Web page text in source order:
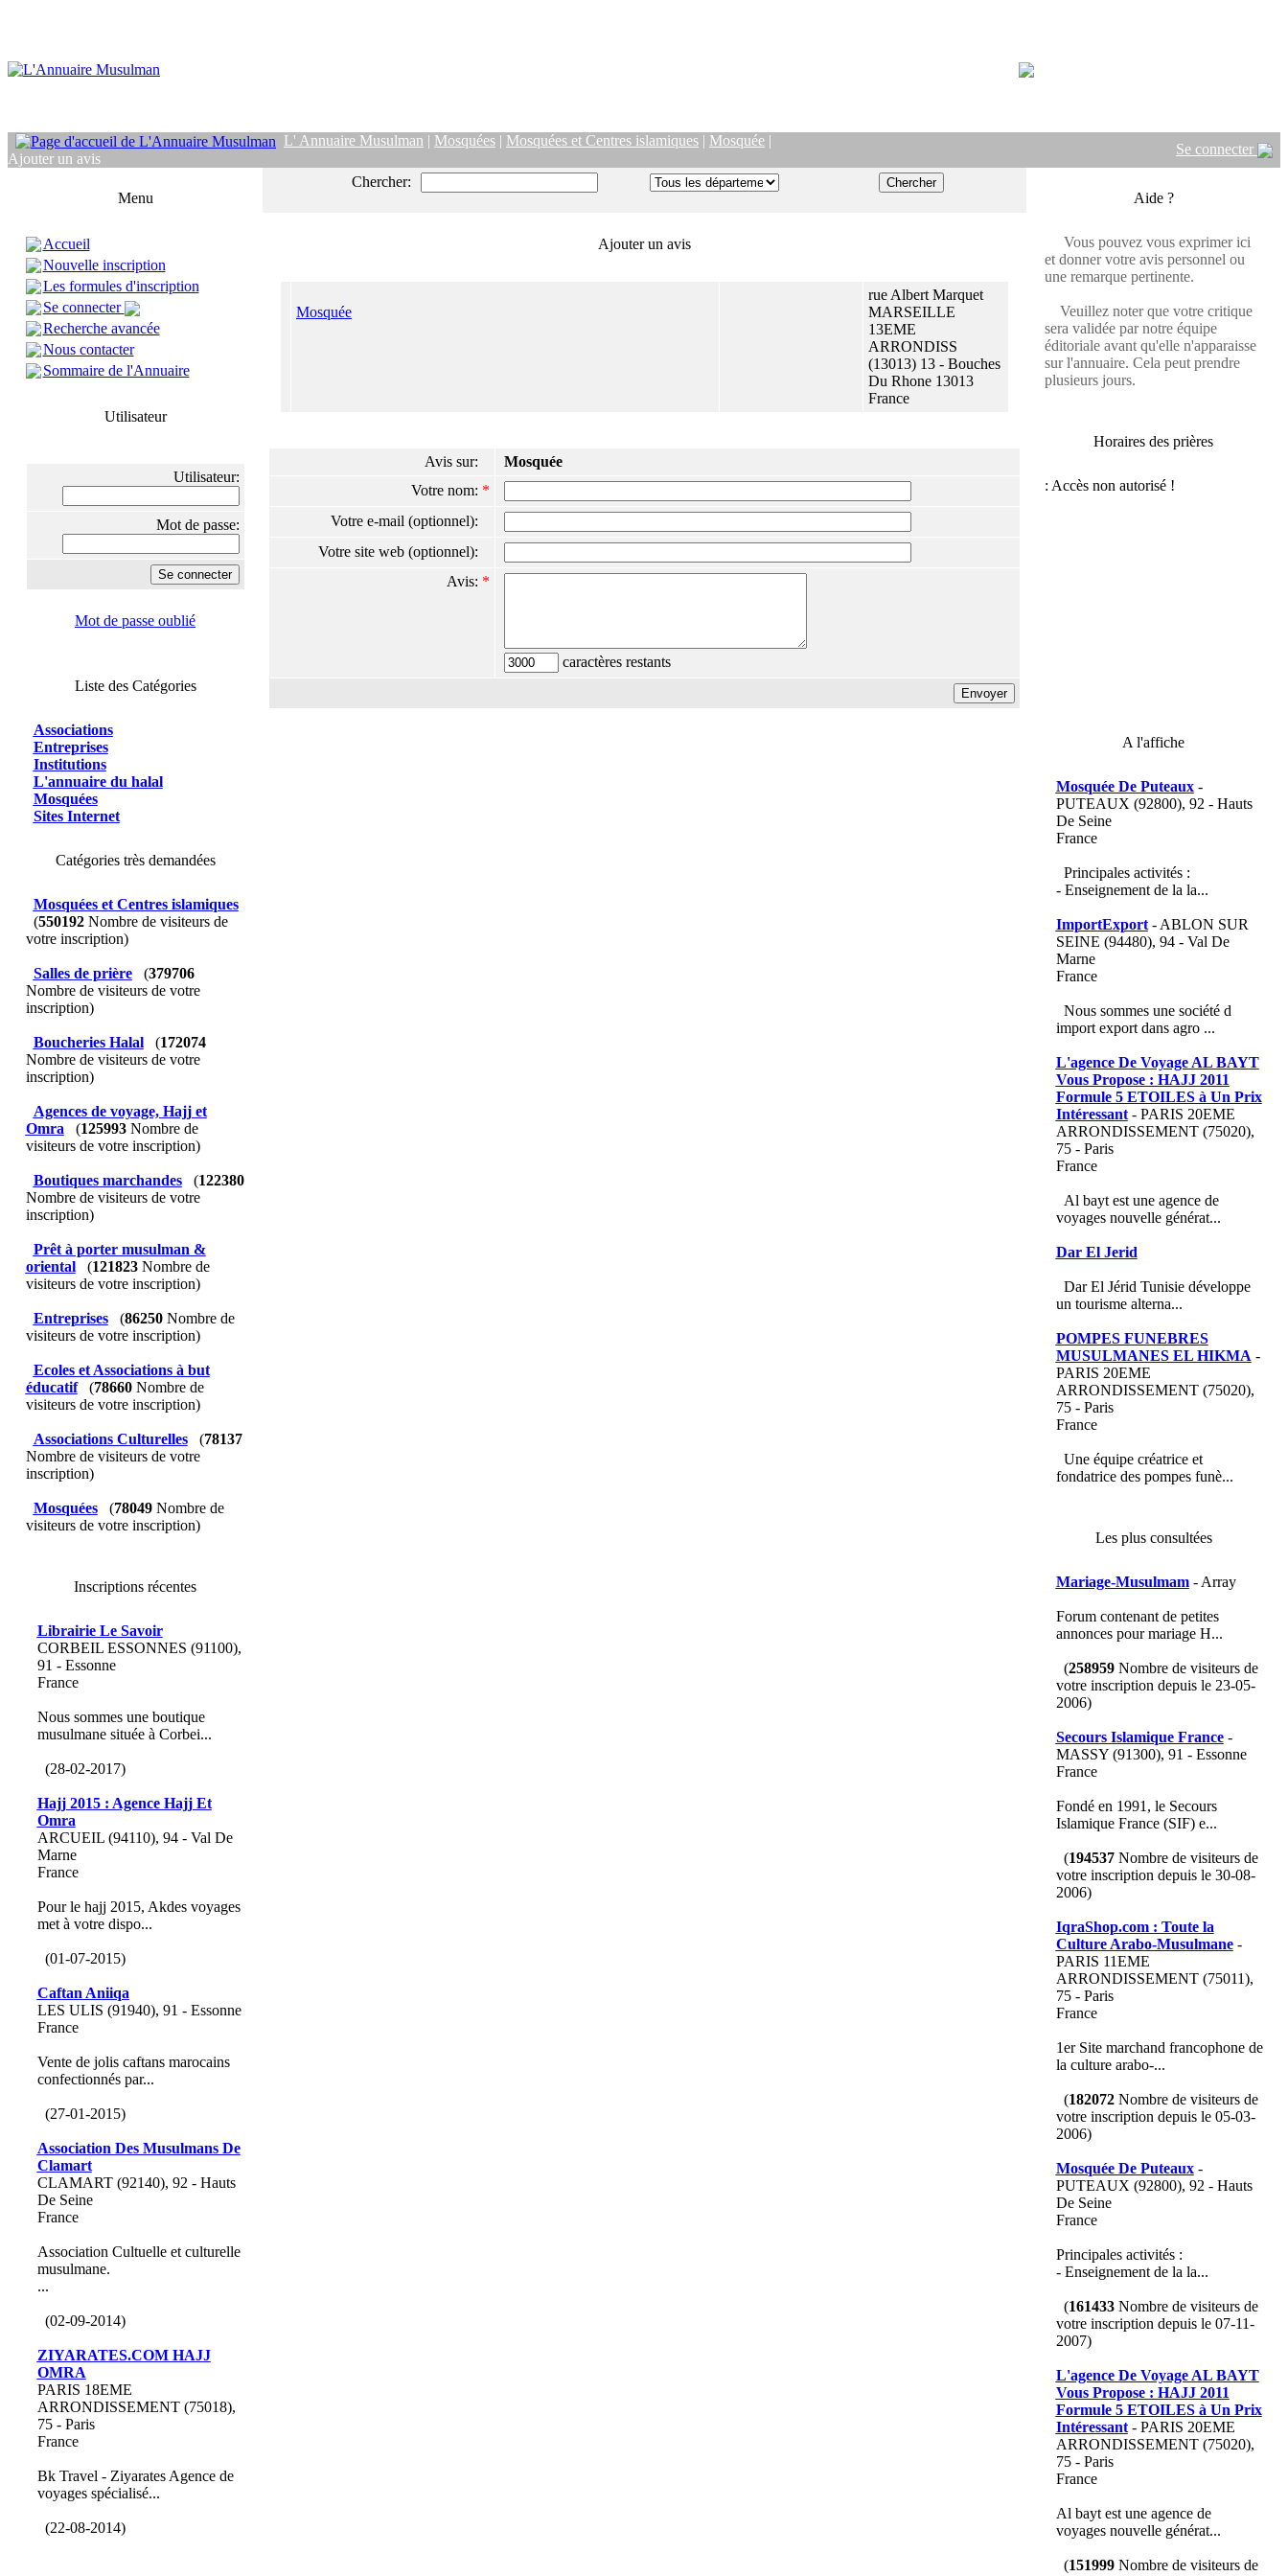
L' Annuaire Musulman | Mosquées | Mosquées et Centres islamiques | Mosquée |
Ajouter un avis
Se connecter
Menu
Accueil
Nouvelle inscription
Les formules d'inscription
Se connecter
Recherche avancée
Nous contacter
Sommaire de l'Annuaire
Utilisateur
Utilisateur:
Mot de passe:
Mot de passe oublié
Liste des Catégories
Associations
Entreprises
Institutions
L'annuaire du halal
Mosquées
Sites Internet
Catégories très demandées
Mosquées et Centres islamiques
(550192Nombre de visiteurs de
votre inscription)
Salles de prière (379706
Nombre de visiteurs de votre
inscription)
Boucheries Halal (172074
Nombre de visiteurs de votre
inscription)
Agences de voyage, Hajj et
Omra
(125993Nombre de
visiteurs de votre inscription)
Boutiques marchandes (122380
Nombre de visiteurs de votre
inscription)
Prêt à porter musulman &
oriental
(121823Nombre de
visiteurs de votre inscription)
Entreprises (86250Nombre de
visiteurs de votre inscription)
Ecoles et Associations à but
éducatif
(78660Nombre de
visiteurs de votre inscription)
Associations Culturelles (78137
Nombre de visiteurs de votre
inscription)
Mosquées (78049Nombre de
visiteurs de votre inscription)
Inscriptions récentes
Librairie Le Savoir
CORBEIL ESSONNES (91100),
91 - Essonne
France
Nous sommes une boutique
musulmane située à Corbei...
(28-02-2017)
Hajj 2015 : Agence Hajj Et
Omra
ARCUEIL (94110), 94 - Val De
Marne
France
Pour le hajj 2015, Akdes voyages
met à votre dispo...
(01-07-2015)
Caftan Aniiqa
LES ULIS (91940), 91 - Essonne
France
Vente de jolis caftans marocains
confectionnés par...
(27-01-2015)
Association Des Musulmans De
Clamart
CLAMART (92140), 92 - Hauts
De Seine
France
Association Cultuelle et culturelle
musulmane.
...
(02-09-2014)
ZIYARATES.COM HAJJ
OMRA
PARIS 18EME
ARRONDISSEMENT (75018),
75 - Paris
France
Bk Travel - Ziyarates Agence de
voyages spécialisé...
(22-08-2014)
Chercher:
Ajouter un avis
Mosquée
rue Albert Marquet
MARSEILLE
13EME
ARRONDISS
(13013) 13 - Bouches
Du Rhone 13013
France
Avis sur:
Mosquée
Votre nom: *
Votre e-mail (optionnel):
Votre site web (optionnel):
Avis: *
caractères restants
Aide ?
Vous pouvez vous exprimer ici
et donner votre avis personnel ou
une remarque pertinente.
Veuillez noter que votre critique
sera validée par notre équipe
éditoriale avant qu'elle n'apparaisse
sur l'annuaire. Cela peut prendre
plusieurs jours.
Horaires des prières
A l'affiche
Mosquée De Puteaux-
PUTEAUX (92800), 92 - Hauts
De Seine
France
Principales activités :
- Enseignement de la la...
ImportExport- ABLON SUR
SEINE (94480), 94 - Val De
Marne
France
Nous sommes une société d
import export dans agro ...
L'agence De Voyage AL BAYT
Vous Propose : HAJJ 2011
Formule 5 ETOILES à Un Prix
Intéressant- PARIS 20EME
ARRONDISSEMENT (75020),
75 - Paris
France
Al bayt est une agence de
voyages nouvelle générat...
Dar El Jerid
Dar El Jérid Tunisie développe
un tourisme alterna...
POMPES FUNEBRES
MUSULMANES EL HIKMA -
PARIS 20EME
ARRONDISSEMENT (75020),
75 - Paris
France
Une équipe créatrice et
fondatrice des pompes funè...
Les plus consultées
Mariage-Musulmam- Array
Forum contenant de petites
annonces pour mariage H...
(258959Nombre de visiteurs de
votre inscription depuis le 23-05-
2006)
Secours Islamique France-
MASSY (91300), 91 - Essonne
France
Fondé en 1991, le Secours
Islamique France (SIF) e...
(194537Nombre de visiteurs de
votre inscription depuis le 30-08-
2006)
IqraShop.com : Toute la
Culture Arabo-Musulmane-
PARIS 11EME
ARRONDISSEMENT (75011),
75 - Paris
France
1er Site marchand francophone de
la culture arabo-...
(182072Nombre de visiteurs de
votre inscription depuis le 05-03-
2006)
Mosquée De Puteaux-
PUTEAUX (92800), 92 - Hauts
De Seine
France
Principales activités :
- Enseignement de la la...
(161433Nombre de visiteurs de
votre inscription depuis le 07-11-
2007)
L'agence De Voyage AL BAYT
Vous Propose : HAJJ 2011
Formule 5 ETOILES à Un Prix
Intéressant- PARIS 20EME
ARRONDISSEMENT (75020),
75 - Paris
France
Al bayt est une agence de
voyages nouvelle générat...
(151999Nombre de visiteurs de